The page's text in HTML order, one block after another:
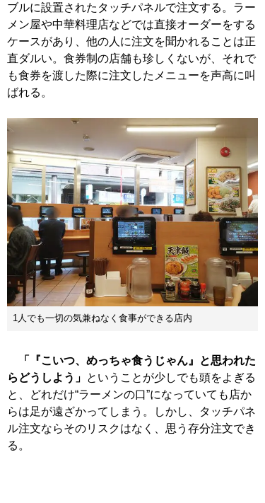
ブルに設置されたタッチパネルで注文する。ラー
メン屋や中華料理店などでは直接オーダーをする
ケースがあり、他の人に注文を聞かれることは正
直ダルい。食券制の店舗も珍しくないが、それで
も食券を渡した際に注文したメニューを声高に叫
ばれる。
1人でも一切の気兼ねなく食事ができる店内
「『こいつ、めっちゃ食うじゃん』と思われた
らどうしよう」 ということが少しでも頭をよぎる
と、どれだけ“ラーメンの口”になっていても店か
らは足が遠ざかってしまう。しかし、タッチパネ
ル注文ならそのリスクはなく、思う存分注文でき
る。